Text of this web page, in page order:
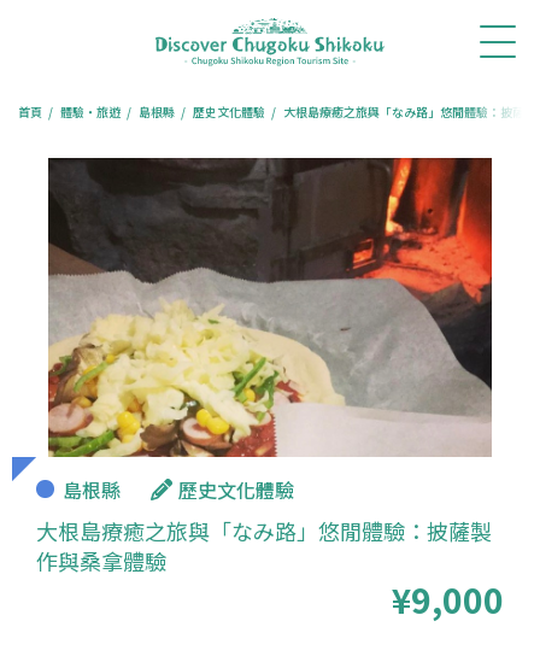
首頁 體驗・旅遊 島根縣 歷史文化體驗 大根島療癒之旅與「なみ路」悠閒體驗：披薩
島根縣 歷史文化體驗
大根島療癒之旅與「なみ路」悠閒體驗：披薩製
作與桑拿體驗
¥9,000
體驗・
行程推
薦
旅遊專
欄
餐廳訂
位